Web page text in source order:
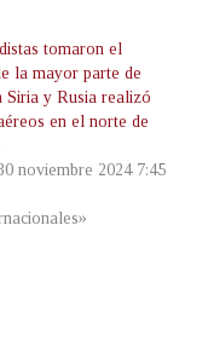
tomaron el
la mayor parte de
Siria y Rusia realizó
en el norte de
noviembre 2024 7:45